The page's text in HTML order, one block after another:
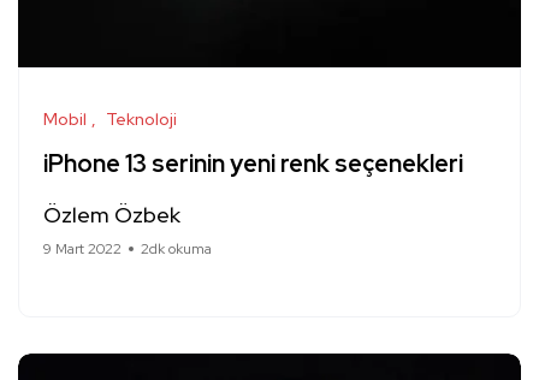
Mobil Teknoloji
iPhone 13 serinin yeni renk seçenekleri
Özlem Özbek
9 Mart 2022 2dk okuma